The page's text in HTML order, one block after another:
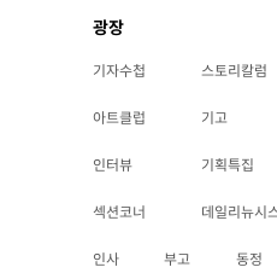
광장
기자수첩 스토리칼럼
아트클럽 기고
인터뷰 기획특집
섹션코너 데일리뉴시
인사 부고 동정